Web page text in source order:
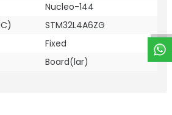
Nucleo-144
STM32L4A6ZG
Fixed
Board(lar)